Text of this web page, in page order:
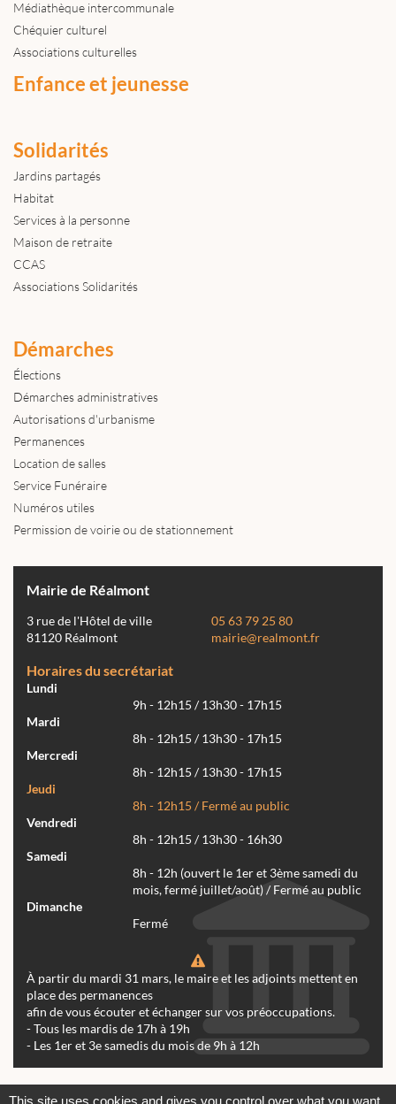
Médiathèque intercommunale
Chéquier culturel
Associations culturelles
Enfance et jeunesse
Solidarités
Jardins partagés
Habitat
Services à la personne
Maison de retraite
CCAS
Associations Solidarités
Démarches
Élections
Démarches administratives
Autorisations d'urbanisme
Permanences
Location de salles
Service Funéraire
Numéros utiles
Permission de voirie ou de stationnement
Mairie de Réalmont
3 rue de l'Hôtel de ville
81120 Réalmont
05 63 79 25 80
mairie@realmont.fr
Horaires du secrétariat
Lundi
9h - 12h15 / 13h30 - 17h15
Mardi
8h - 12h15 / 13h30 - 17h15
Mercredi
8h - 12h15 / 13h30 - 17h15
Jeudi
8h - 12h15 / Fermé au public
Vendredi
8h - 12h15 / 13h30 - 16h30
Samedi
8h - 12h (ouvert le 1er et 3ème samedi du
mois, fermé juillet/août) / Fermé au public
Dimanche
Fermé
À partir du mardi 31 mars, le maire et les adjoints mettent en
place des permanences
afin de vous écouter et échanger sur vos préoccupations.
- Tous les mardis de 17h à 19h
- Les 1er et 3e samedis du mois de 9h à 12h
This site uses cookies and gives you control over what you want